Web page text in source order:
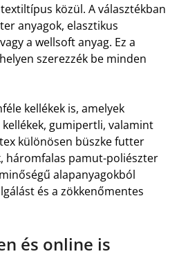
közül. A választékban
anyagok, elasztikus
a wellsoft anyag. Ez a
szerezzék be minden
kellékek is, amelyek
gumipertli, valamint
különösen büszke futter
háromfalas pamut-poliészter
alapanyagokból
és a zökkenőmentes
és online is